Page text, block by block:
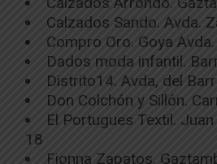
Calzados Sando. Avda.
Compro Oro. Goya
Dados moda infantil.
Distrito14. Avda, del
Don Colchón y Sillón.
El Portugues Textil.
18
Fionna Zapatos.